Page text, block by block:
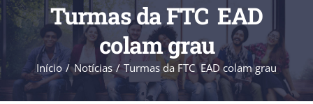
Turmas da FTC  EAD
colam grau
Início Notícias Turmas da FTC  EAD colam grau